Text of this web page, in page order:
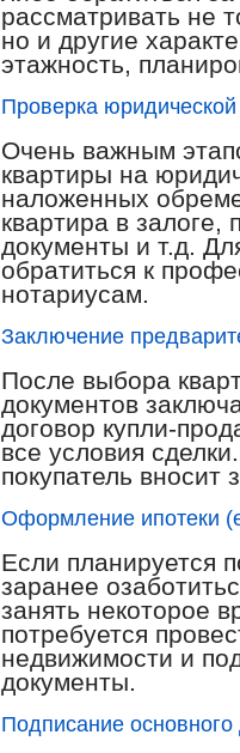
рассматривать не
но и другие
этажность,
Проверка юридической
Очень важным
квартиры на
наложенных
квартира в
документы и т.д.
обратиться к
нотариусам.
Заключение
После выбора
документов
договор купли-
все условия
покупатель вносит
Оформление ипотеки
Если планируется
заранее
занять некоторое
потребуется
недвижимости и
документы.
Подписание